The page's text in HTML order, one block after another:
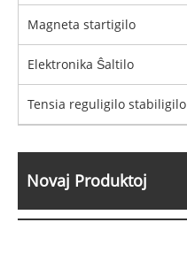
Magneta startigilo
Elektronika Ŝaltilo
Tensia reguligilo stabiligilo
Novaj Produktoj